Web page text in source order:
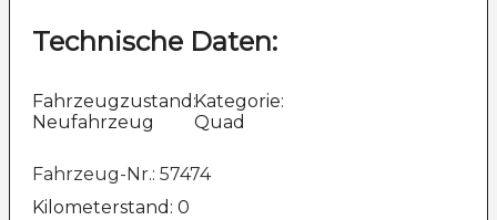
Technische Daten:
Fahrzeugzustand:
Neufahrzeug
Kategorie:
Quad
Fahrzeug-Nr.: 57474
Kilometerstand: 0